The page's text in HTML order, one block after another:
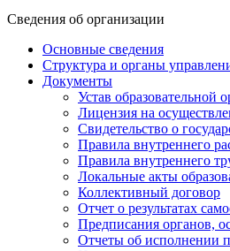
Cведения об организации
Основные сведения
Структура и органы
Документы
Устав образовательной
Лицензия на
Свидетельство о
Правила внутреннего
Правила внутреннего
Локальные акты
Коллективный договор
Отчет о результатах
Предписания органов,
Отчеты об исполнении